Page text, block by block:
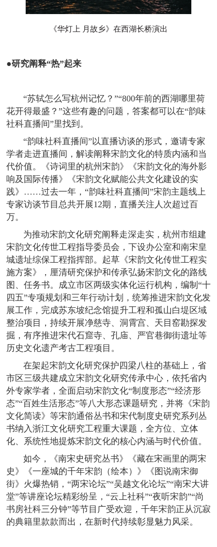
《华灯上 月故乡》在西湖长桥演出
●研究阐释“热”起来
“苏轼怎么写杭州记忆？”“800年前的西湖哪里荷
花开得最盛？”这些有趣的问题，答案都可以在“韵味
社科直播间”里找到。
“韵味社科直播间”以直播访谈的形式，邀请专家
学者走进直播间，解读阐释宋韵文化的特质内涵和当
代价值。《诗词里的杭州宋韵》《宋韵文化的海外影
响及国际传播》《宋韵文化赋能公共文化建设的实
践》……过去一年，“韵味社科直播间”宋韵主题线上
专家访谈节目总共开展12期，直播关注人次超过百
万。
为推动宋韵文化研究阐释走深走实，杭州市组建
宋韵文化传世工程指导委员会，下设办公室和南宋皇
城遗址综保工程指挥部。起草《宋韵文化传世工程实
施方案》，厘清研究保护和传承弘扬宋韵文化的路线
图、任务书。成立市区两级实体化运行机构，编制“十
四五”专项规划和三年行动计划，统筹推进宋韵文化发
展工作，完成苏东坡纪念馆提升工程和孤山白堤区域
整治项目，持续开展净慈寺、洞霄宫、天目窑勘探发
掘，有序推进宋代石窟寺、孔庙、严官巷御街遗址等
历史文化遗产考古工程项目。
在架起宋韵文化研究保护四梁八柱的基础上，省
市区三级共建成立宋韵文化研究传承中心，依托省内
外专家学者，全面启动宋韵文化“制度形态”“经济形
态”“百姓生活形态”等八大形态课题研究，并将《宋韵
文化简读》等宋韵通俗丛书和宋代制度史研究系列丛
书纳入浙江文化研究工程重大课题，全方位、立体
化、系统性地提炼宋韵文化的核心内涵与时代价值。
如今，《南宋史研究丛书》《藏在宋画里的两宋
史》《一座城的千年宋韵（绘本）》《图说南宋御
街》火爆热销，“两宋论坛”“吴越文化论坛”“南宋大讲
堂”等讲座论坛精彩纷呈，“云上社科”“夜听宋韵”“尚
书房社科三分钟”等节目广受欢迎，千年宋韵正从沉寂
的典籍里款款而出，在新时代持续彰显魅力风采。